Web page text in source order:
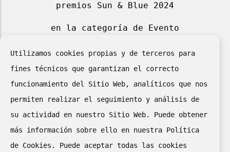
premios Sun & Blue 2024
en la categoría de Evento
Utilizamos cookies propias y de terceros para
fines técnicos que garantizan el correcto
funcionamiento del Sitio Web, analíticos que nos
permiten realizar el seguimiento y análisis de
su actividad en nuestro Sitio Web. Puede obtener
más información sobre ello en nuestra Política
de Cookies. Puede aceptar todas las cookies